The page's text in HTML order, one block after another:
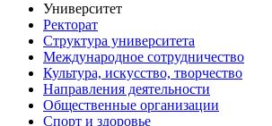
Университет
Ректорат
Структура университета
Международное сотрудничество
Культура, искусство, творчество
Направления деятельности
Общественные организации
Спорт и здоровье